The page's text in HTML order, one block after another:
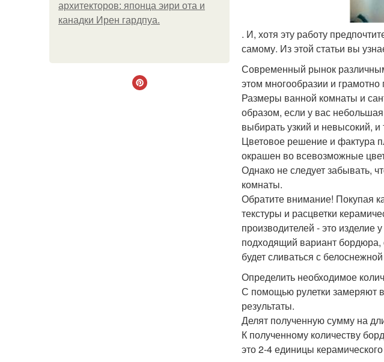
архитекторов: японца эири ота и
канадки Ирен гардпуа.
. И, хотя эту работу
самому. Из этой статьи вы
Современный рынок
этом многообразии и
Размеры ванной комнаты и
образом, если у вас
выбирать узкий и невысокий,
Цветовое решение и фактура
окрашен во всевозможные
Однако не следует забывать,
комнаты.
Обратите внимание! Покупая
текстуры и расцветки
производителей - это изделие
подходящий вариант бордюра,
будет сливаться с
Определить необходимое
С помощью рулетки замеряют
результаты.
Делят полученную сумму на
К полученному количеству
это 2-4 единицы